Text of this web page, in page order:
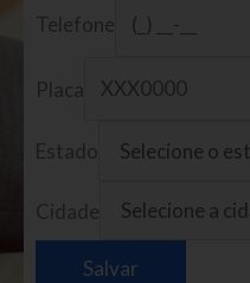
Telefone
Placa
Estado
Cidade
Salvar